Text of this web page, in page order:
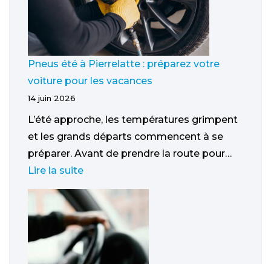
Pneus été à Pierrelatte : préparez votre
voiture pour les vacances
14 juin 2026
L’été approche, les températures grimpent
et les grands départs commencent à se
préparer. Avant de prendre la route pour…
Lire la suite